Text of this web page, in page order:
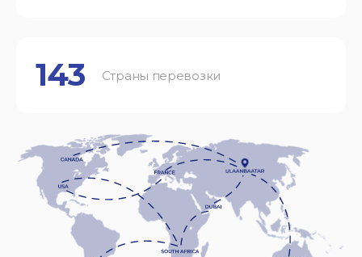
143 Страны перевозки